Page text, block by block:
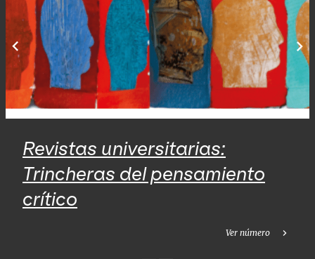
Revistas universitarias:
Trincheras del pensamiento
crítico
Ver número